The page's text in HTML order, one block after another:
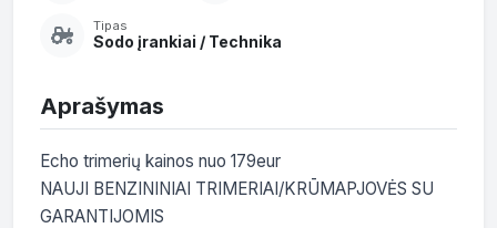
Tipas
Sodo įrankiai / Technika
Aprašymas
Echo trimerių kainos nuo 179eur
NAUJI BENZININIAI TRIMERIAI/KRŪMAPJOVĖS SU
GARANTIJOMIS